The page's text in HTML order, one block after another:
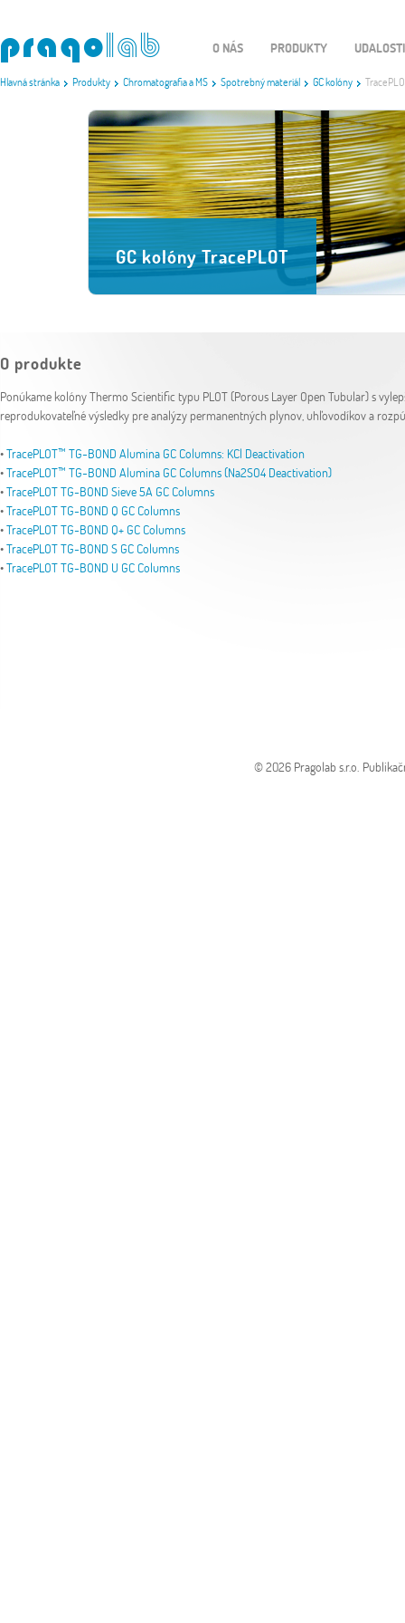
Hlavná stránka Produkty Chromatografia a MS Spotrebný materiál GC kolóny
O NÁS PRODUKTY UDALOSTI
GC kolóny TracePLOT
O produkte
Ponúkame kolóny Thermo Scientific typu PLOT (Porous Layer Open Tubular) s
reprodukovateľné výsledky pre analýzy permanentných plynov, uhľovodíkov a
•TracePLOT™ TG-BOND Alumina GC Columns: KCl Deactivation
•TracePLOT™ TG-BOND Alumina GC Columns (Na2SO4 Deactivation)
•TracePLOT TG-BOND Sieve 5A GC Columns
•TracePLOT TG-BOND Q GC Columns
•TracePLOT TG-BOND Q+ GC Columns
•TracePLOT TG-BOND S GC Columns
•TracePLOT TG-BOND U GC Columns
© 2026 Pragolab s.r.o.